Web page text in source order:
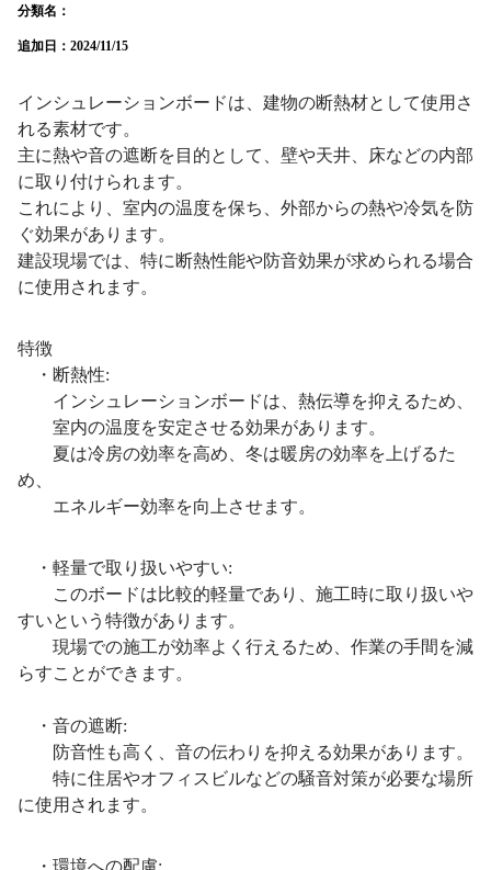
分類名：
追加日： 2024/11/15
インシュレーションボードは、建物の断熱材として使用さ
れる素材です。
主に熱や音の遮断を目的として、壁や天井、床などの内部
に取り付けられます。
これにより、室内の温度を保ち、外部からの熱や冷気を防
ぐ効果があります。
建設現場では、特に断熱性能や防音効果が求められる場合
に使用されます。
特徴
・断熱性:
インシュレーションボードは、熱伝導を抑えるため、
室内の温度を安定させる効果があります。
夏は冷房の効率を高め、冬は暖房の効率を上げるた
め、
エネルギー効率を向上させます。
・軽量で取り扱いやすい:
このボードは比較的軽量であり、施工時に取り扱いや
すいという特徴があります。
現場での施工が効率よく行えるため、作業の手間を減
らすことができます。
・音の遮断:
防音性も高く、音の伝わりを抑える効果があります。
特に住居やオフィスビルなどの騒音対策が必要な場所
に使用されます。
・環境への配慮: